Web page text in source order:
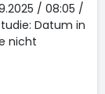
/ 08:05 /
Datum in
nicht